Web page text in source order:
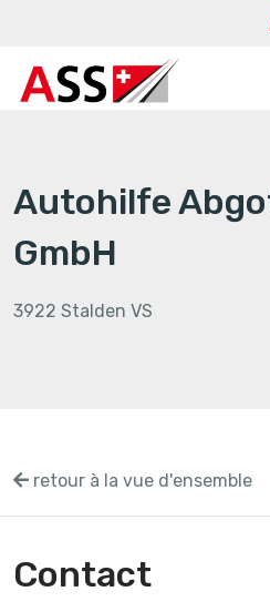
Autohilfe
GmbH
3922 Stalden VS
retour à la vue d'ensemble
Contact